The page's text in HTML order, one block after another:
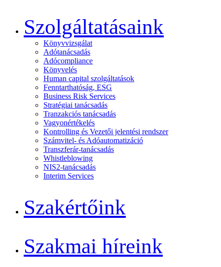
Szolgáltatásaink
Könyvvizsgálat
Adótanácsadás
Adócompliance
Könyvelés
Human capital szolgáltatások
Fenntarthatóság, ESG
Business Risk Services
Stratégiai tanácsadás
Tranzakciós tanácsadás
Vagyonértékelés
Kontrolling és Vezetői jelentési rendszer
Számvitel- és Adóautomatizáció
Transzferár-tanácsadás
Whistleblowing
NIS2-tanácsadás
Interim Services
Szakértőink
Szakmai híreink